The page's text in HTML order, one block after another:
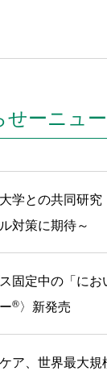
ーニュ
学との共同研
対策に期待～
固定中の「に
®〉新発売
ア、世界最大